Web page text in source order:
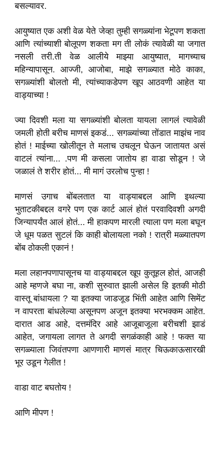
बसल्यावर.
आयुष्यात एक अशी वेळ येते जेव्हा तुम्ही सगळ्यांना भेटूपण शकता
आणि त्यांच्याशी बोलूपण शकता मग ती लोकं त्यावेळी या जगात
नसली तरी.ती वेळ आलीये माझ्या आयुष्यात, मागच्याच
महिन्यापासून. आज्जी, आजोबा, माझे सगळ्यात मोठे काका,
सगळ्यांशी बोलतो मी, त्यांच्याकडेपण खूप आठवणी आहेत या
वाड्याच्या !
ज्या दिवशी मला या सगळ्यांशी बोलता यायला लागलं त्यावेळी
जमली होती बरीच माणसं इकडं... सगळ्यांच्या तोंडात माझंच नाव
होतं ! माईच्या खोलीतून ते मलाच उचलून घेऊन जातायत असं
वाटलं त्यांना... .पण मी कसला जातोय हा वाडा सोडून ! जे
जळालं ते शरीर होतं... मी मागं उरलोच पुन्हा !
माणसं उगाच बोंबलतात या वाड्याबद्दल आणि इथल्या
भुताटकीबद्दल वगरे पण एक कार्ट आलं होतं परवादिवशी अगदी
जिन्यापर्यंत आलं होतं... मी हाकपण मारली त्याला पण मला बघून
जे धूम पळत सुटलं कि काही बोलायला नको ! रात्री मळ्यातपण
बोंब ठोकली एकानं !
मला लहानपणापासूनच या वाड्याबद्दल खूप कुतूहल होतं, आजही
आहे म्हणजे बघा ना, कशी सुरुवात झाली असेल हि इतकी मोठी
वास्तू बांधायला ? या इतक्या जाडजूड भिंती आहेत आणि सिमेंट
न वापरता बांधलेल्या असूनपण अजून इतक्या भरभक्कम आहेत.
दारात आड आहे, दत्तमंदिर आहे आजूबाजूला बरीचशी झाडं
आहेत, जगायला लागत ते अगदी सगळंकाही आहे ! फक्त या
सगळ्याला जिवंतपणा आणणारी माणसं मात्र चिऊकाऊसारखी
भूर उडून गेलीत !
वाडा वाट बघतोय !
आणि मीपण !